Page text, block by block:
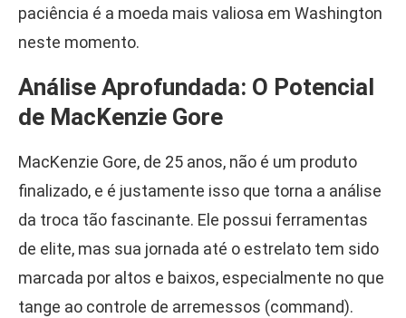
paciência é a moeda mais valiosa em Washington
neste momento.
Análise Aprofundada: O Potencial
de MacKenzie Gore
MacKenzie Gore, de 25 anos, não é um produto
finalizado, e é justamente isso que torna a análise
da troca tão fascinante. Ele possui ferramentas
de elite, mas sua jornada até o estrelato tem sido
marcada por altos e baixos, especialmente no que
tange ao controle de arremessos (command).